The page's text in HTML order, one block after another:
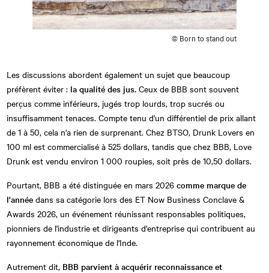
© Born to stand out
Les discussions abordent également un sujet que beaucoup
préfèrent éviter : la qualité des jus. Ceux de BBB sont souvent
perçus comme inférieurs, jugés trop lourds, trop sucrés ou
insuffisamment tenaces. Compte tenu d'un différentiel de prix allant
de 1 à 50, cela n'a rien de surprenant. Chez BTSO, Drunk Lovers en
100 ml est commercialisé à 525 dollars, tandis que chez BBB, Love
Drunk est vendu environ 1 000 roupies, soit près de 10,50 dollars.
Pourtant, BBB a été distinguée en mars 2026comme marque de
l'année dans sa catégorie lors des ET Now Business Conclave &
Awards 2026, un événement réunissant responsables politiques,
pionniers de l'industrie et dirigeants d'entreprise qui contribuent au
rayonnement économique de l'Inde.
Autrement dit, BBB parvient à acquérir reconnaissance et